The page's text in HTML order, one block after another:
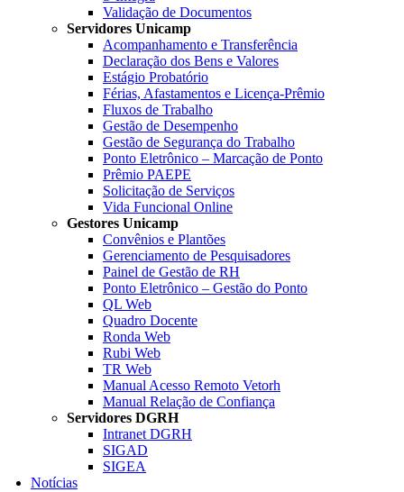
Validação de Documentos
Servidores Unicamp
Acompanhamento e Transferência
Declaração dos Bens e Valores
Estágio Probatório
Férias, Afastamentos e Licença-Prêmio
Fluxos de Trabalho
Gestão de Desempenho
Gestão de Segurança do Trabalho
Ponto Eletrônico – Marcação de Ponto
Prêmio PAEPE
Solicitação de Serviços
Vida Funcional Online
Gestores Unicamp
Convênios e Plantões
Gerenciamento de Pesquisadores
Painel de Gestão de RH
Ponto Eletrônico – Gestão do Ponto
QL Web
Quadro Docente
Ronda Web
Rubi Web
TR Web
Manual Acesso Remoto Vetorh
Manual Relação de Confiança
Servidores DGRH
Intranet DGRH
SIGAD
SIGEA
Notícias